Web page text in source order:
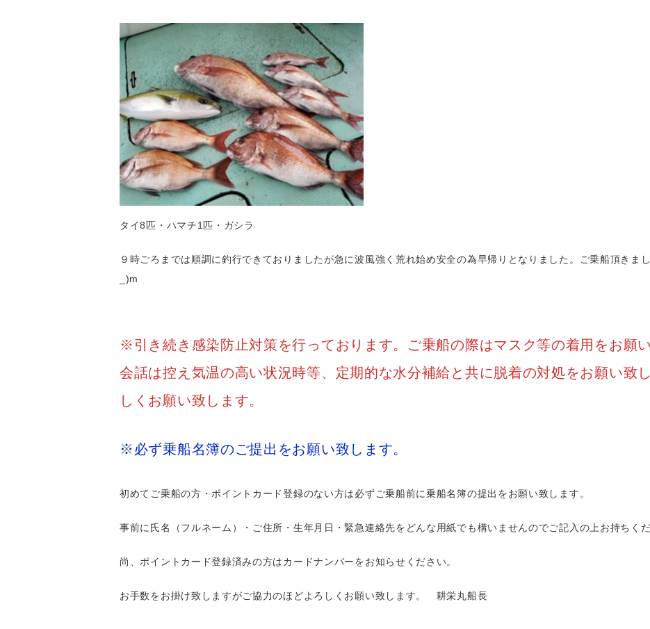
タイ8匹・ハマチ1匹・ガシラ
９時ごろまでは順調に釣行できておりましたが急に波風強く荒れ始め安全の為早帰りとなりました。ご乗船頂きま
_)m
※引き続き感染防止対策を行っております。ご乗船の際はマスク等の着用をお願
会話は控え気温の高い状況時等、定期的な水分補給と共に脱着の対処をお願い致
しくお願い致します。
※必ず乗船名簿のご提出をお願い致します。
初めてご乗船の方・ポイントカード登録のない方は必ずご乗船前に乗船名簿の提出をお願い致します。
事前に氏名（フルネーム）・ご住所・生年月日・緊急連絡先をどんな用紙でも構いませんのでご記入の上お持ちくだ
尚、ポイントカード登録済みの方はカードナンバーをお知らせください。
お手数をお掛け致しますがご協力のほどよろしくお願い致します。 耕栄丸船長